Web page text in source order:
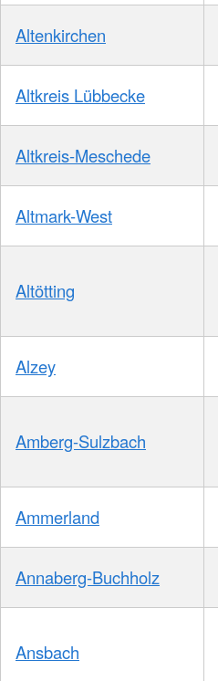
Altenkirchen
Altkreis Lübbecke
Altkreis-Meschede
Altmark-West
Altötting
Alzey
Amberg-Sulzbach
Ammerland
Annaberg-Buchholz
Ansbach